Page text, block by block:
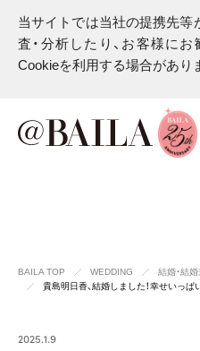
当サイトでは当社の提携先等
査・分析したり、お客様に
Cookieを利用する場合があり
BAILA TOP WEDDING
結婚・結
貴島明日香、結婚しました！幸せいっぱ
2025.1.9